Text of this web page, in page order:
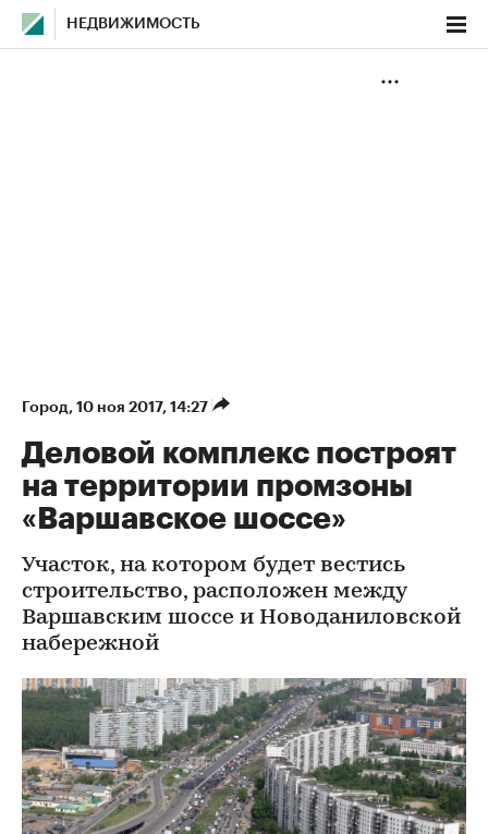
НЕДВИЖИМОСТЬ
Город⁠, 10 ноя 2017, 14:27
Деловой комплекс построят
на территории промзоны
«Варшавское шоссе»
Участок, на котором будет вестись
строительство, расположен между
Варшавским шоссе и Новоданиловской
набережной